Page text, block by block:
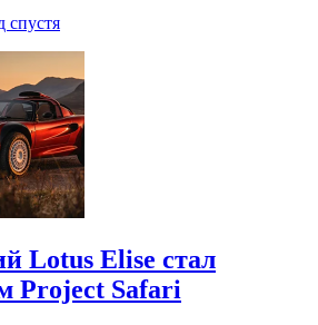
спустя
Lotus Elise стал
Project Safari